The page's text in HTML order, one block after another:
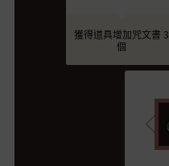
獲得道具增加咒文書 3
個